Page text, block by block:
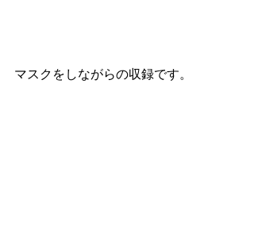
マスクをしながらの収録です。